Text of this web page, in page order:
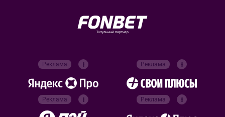
Титульный партнер
Реклама Реклама
Реклама Реклама